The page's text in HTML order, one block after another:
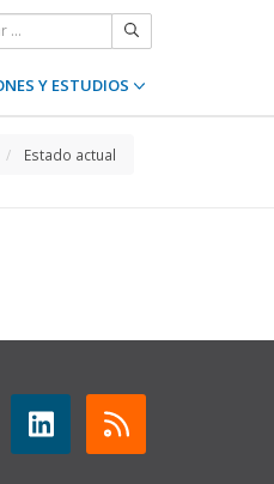
Y ESTUDIOS
Estado actual